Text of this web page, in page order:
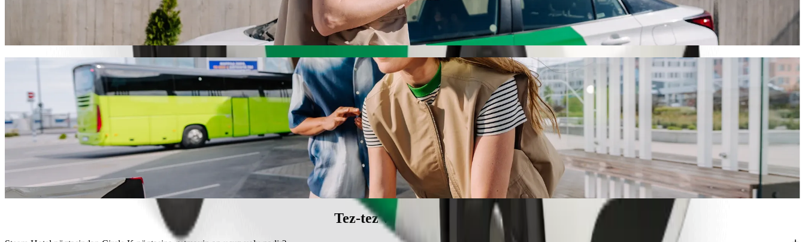
Circle K ünvanına getmək üçün Bolt ilə gediş sifariş etməyi tövsiyə edirik — ən yaxşı qiymətlər sizi gözləyir. Bolt ilə bu gediş təxminən 52 dəq çəkəcək və sizə təxminən 829,20 SEK SEK başa gələcək. Nə
olursa olsun, sizin üçün mükəmməl nəqliyyat vasitəsini tapacağıq.
Steam Hotel nöqtəsindən Circle K nöqtəsinə getmək üçün Bolt xidmətləri
Çoxlu baqajınız var? 6 nəfərlik Bolt XL avtomobillərimizi sifariş edin.
Daha rahat səyahət etmək istəyirsiniz? Bolt premium avtomobilləri ilə tanış olun.
Uşaqlarla səyahət edirsiniz? Buster uşaq oturacağı ilə uşaqlar üçün uyğun gediş sifariş edin.
Ev heyvanınız da sizinlədir? Ev heyvanlarına uyğun gedişlərimizi sınayın.
Əlavə yardım lazımdır? Yardım kateqoriyamız əlil arabası üçün uyğun nəqliyyat vasitələri (MÇN) təklif edir.
Sərfəli gediş axtarırsınız? Bolt Ekonom ilə kompakt avtomobil seçin və daha az ödəyin.
Bolt Tətbiqini endir
Tez-tez verilən suallar